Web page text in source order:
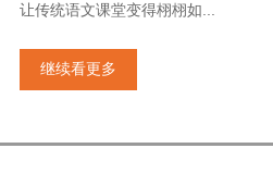
让传统语文课堂变得栩栩如...
继续看更多